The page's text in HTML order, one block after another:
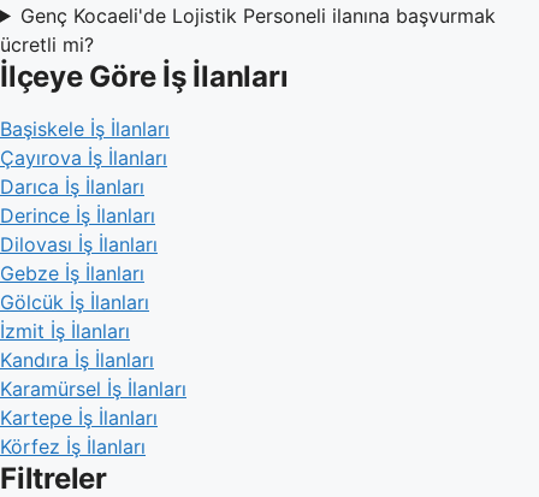
Genç Kocaeli'de Lojistik Personeli ilanına başvurmak
ücretli mi?
İlçeye Göre İş İlanları
Başiskele İş İlanları
Çayırova İş İlanları
Darıca İş İlanları
Derince İş İlanları
Dilovası İş İlanları
Gebze İş İlanları
Gölcük İş İlanları
İzmit İş İlanları
Kandıra İş İlanları
Karamürsel İş İlanları
Kartepe İş İlanları
Körfez İş İlanları
Filtreler